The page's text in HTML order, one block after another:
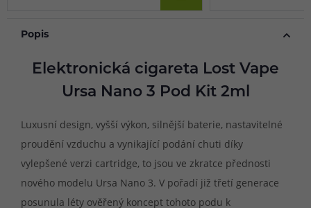
Popis
Elektronická cigareta Lost Vape
Ursa Nano 3 Pod Kit 2ml
Luxusní design, vyšší výkon, silnější baterie, nastavitelné
proudění vzduchu a vynikající podání chuti díky
vylepšené verzi cartridge, to jsou ve zkratce přednosti
nového modelu Ursa Nano 3. V pořadí již třetí generace
posunula léty ověřený koncept tohoto podu k